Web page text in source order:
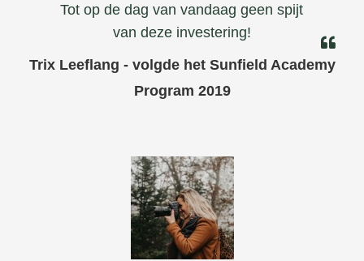
Tot op de dag van vandaag geen spijt
van deze investering!
Trix Leeflang - volgde het Sunfield Academy
Program 2019